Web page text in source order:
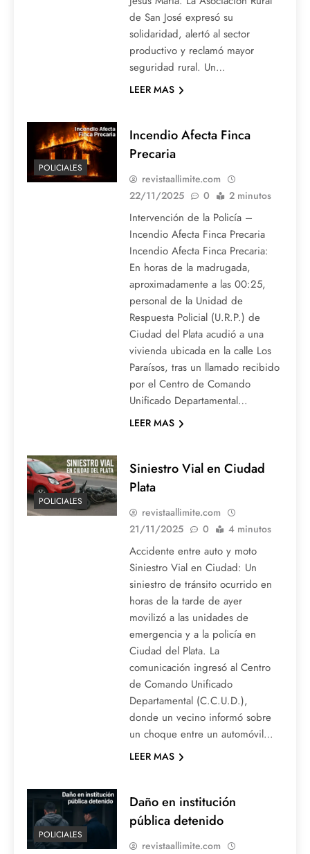
de San José expresó su
solidaridad, alertó al sector
productivo y reclamó mayor
seguridad rural. Un…
LEER MAS
POLICIALES
Incendio Afecta Finca
Precaria
revistaallimite.com
22/11/2025
0 2 minutos
Intervención de la Policía –
Incendio Afecta Finca Precaria
Incendio Afecta Finca Precaria:
En horas de la madrugada,
aproximadamente a las 00:25,
personal de la Unidad de
Respuesta Policial (U.R.P.) de
Ciudad del Plata acudió a una
vivienda ubicada en la calle Los
Paraísos, tras un llamado recibido
por el Centro de Comando
Unificado Departamental…
LEER MAS
POLICIALES
Siniestro Vial en Ciudad
Plata
revistaallimite.com
21/11/2025
0 4 minutos
Accidente entre auto y moto
Siniestro Vial en Ciudad: Un
siniestro de tránsito ocurrido en
horas de la tarde de ayer
movilizó a las unidades de
emergencia y a la policía en
Ciudad del Plata. La
comunicación ingresó al Centro
de Comando Unificado
Departamental (C.C.U.D.),
donde un vecino informó sobre
un choque entre un automóvil…
LEER MAS
POLICIALES
Daño en institución
pública detenido
revistaallimite.com